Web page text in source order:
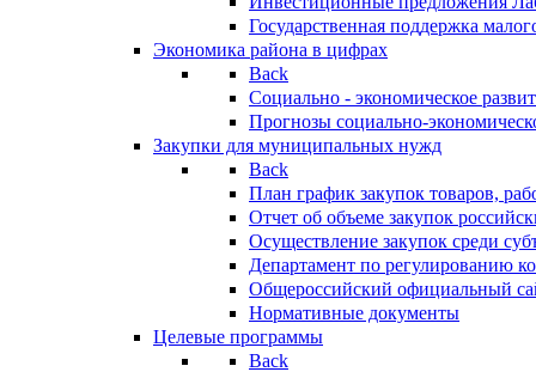
Государственная поддержка
Экономика района в цифрах
Back
Социально - экономическое
Прогнозы социально-
Закупки для муниципальных нужд
Back
План график закупок товаров,
Отчет об объеме закупок
Осуществление закупок среди
Департамент по регулированию
Общероссийский официальный
Нормативные документы
Целевые программы
Back